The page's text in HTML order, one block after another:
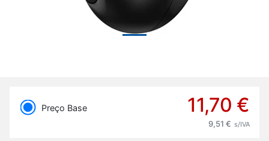
Preço Base 11,70 €
9,51 € s/IVA